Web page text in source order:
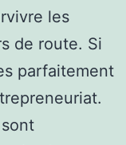
les
de route. Si
parfaitement